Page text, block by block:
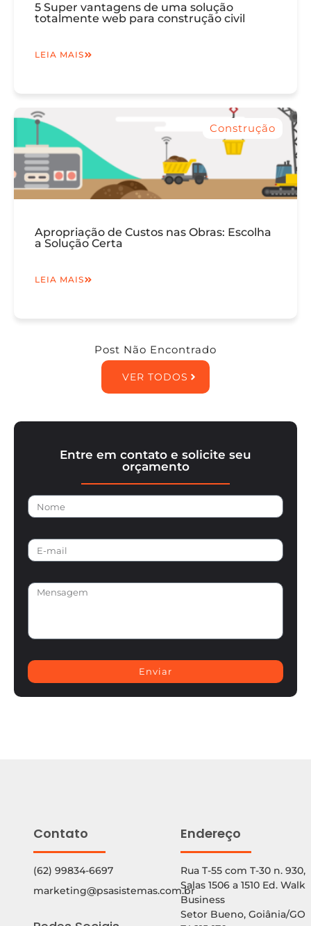
Entre em contato e solicite seu
orçamento
Enviar
5 Super vantagens de uma solução
totalmente web para construção civil
LEIA MAIS
Construção
Apropriação de Custos nas Obras: Escolha
a Solução Certa
LEIA MAIS
Post Não Encontrado
VER TODOS
Endereço
Rua T-55 com T-30 n. 930,
Salas 1506 a 1510 Ed. Walk
Business
Setor Bueno, Goiânia/GO
Contato
(62) 99834-6697
marketing@psasistemas.com.br